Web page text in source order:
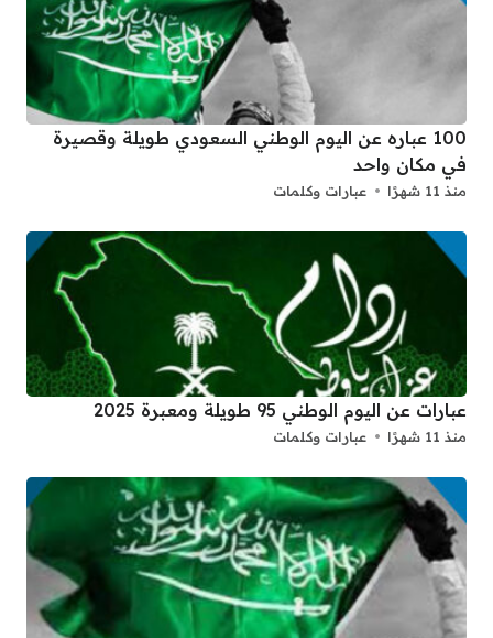
100 عباره عن اليوم الوطني السعودي طويلة وقصيرة
في مكان واحد
منذ 11 شهرًا عبارات وكلمات
عبارات عن اليوم الوطني 95 طويلة ومعبرة 2025
منذ 11 شهرًا عبارات وكلمات